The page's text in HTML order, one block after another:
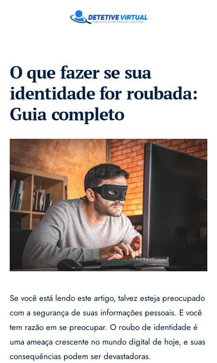
O que fazer se sua
identidade for roubada:
Guia completo
Se você está lendo este artigo, talvez esteja preocupado
com a segurança de suas informações pessoais. E você
tem razão em se preocupar. O roubo de identidade é
uma ameaça crescente no mundo digital de hoje, e suas
consequências podem ser devastadoras.